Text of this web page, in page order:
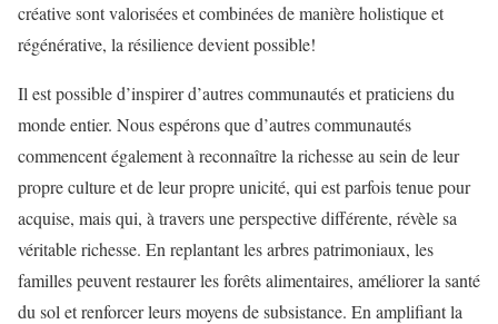
créative sont valorisées et combinées de manière holistique et
régénérative, la résilience devient possible!
Il est possible d’inspirer d’autres communautés et praticiens du
monde entier. Nous espérons que d’autres communautés
commencent également à reconnaître la richesse au sein de leur
propre culture et de leur propre unicité, qui est parfois tenue pour
acquise, mais qui, à travers une perspective différente, révèle sa
véritable richesse. En replantant les arbres patrimoniaux, les
familles peuvent restaurer les forêts alimentaires, améliorer la santé
du sol et renforcer leurs moyens de subsistance. En amplifiant la